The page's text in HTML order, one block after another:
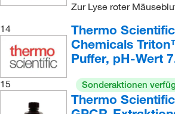
Zur Lyse roter
14
Thermo Scientific
Chemicals
Puffer, pH-Wert
15 Sonderaktionen
Thermo